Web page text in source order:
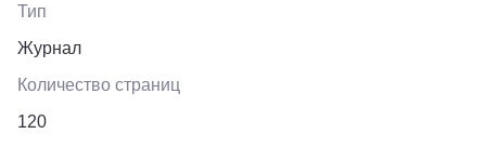
Тип
Журнал
Количество страниц
120